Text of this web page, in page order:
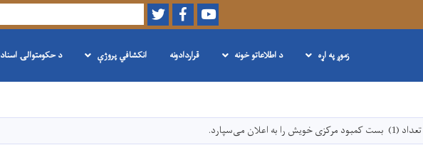
دانګل
Youtube
Facebook
Twitter
لټون
زموږ په اړه د اطلاعاتو خونه قراردادونه انکشافي پروژې د حکومتوالۍ اسناد
می‌سپارد.